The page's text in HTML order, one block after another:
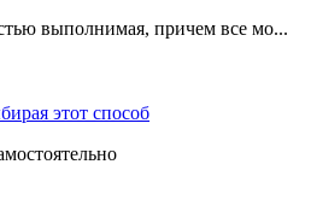
выполнимая, причем все мо...
этот способ